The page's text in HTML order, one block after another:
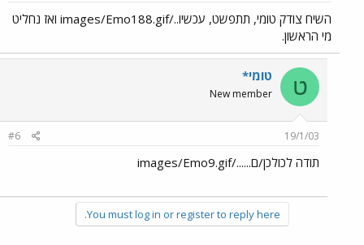
השיח צודק טומי, תתפשט, עכשיו../images/Emo188.gif ואז נחליט
מי הראשון.
ט טומי*
New member
19/1/03
#6
תודה לכולכן/ם....../images/Emo9.gif
You must log in or register to reply here.